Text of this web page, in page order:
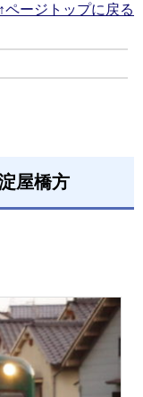
↑ページトップに戻る
屋橋方